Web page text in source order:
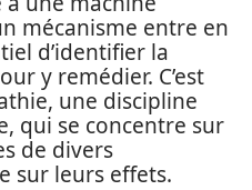
mécanisme entre en
d’identifier la
y remédier. C’est
une discipline
qui se concentre sur
de divers
sur leurs effets.